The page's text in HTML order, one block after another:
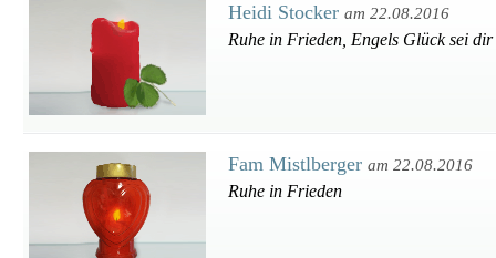
Heidi Stocker am 22.08.2016
Ruhe in Frieden, Engels Glück sei dir
Fam Mistlberger am 22.08.2016
Ruhe in Frieden